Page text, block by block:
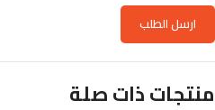
منتجات ذات صلة